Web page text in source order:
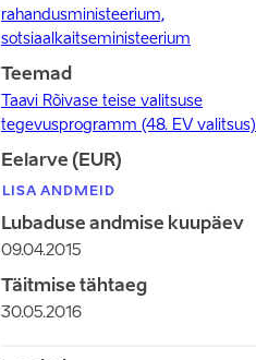
rahandusministeerium,
sotsiaalkaitseministeerium
Teemad
Taavi Rõivase teise valitsuse
tegevusprogramm (48. EV valitsus)
Eelarve (EUR)
LISA ANDMEID
Lubaduse andmise kuupäev
09.04.2015
Täitmise tähtaeg
30.05.2016